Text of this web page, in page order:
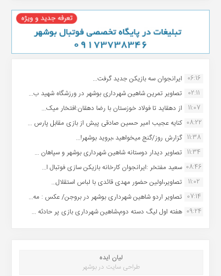
06:16 ایرانجوان سه بازیکن جدید گرفت...
02:11
تصاویر تمرین شاهین شهردارى بوشهر در ورزشگاه شهید ب...
11:07
از دهقاید تا فولاد خوزستان با رضا دهقان:افتخار میک...
08:22 کنایه عجیب امیر حسین صادقی پیش از بازی مقابل پارس ...
11:38 گزارش روز/گنج میخواهید ،بروید بوشهر!...
11:34 تصاویر دیدار دوستانه شاهین شهردارى بوشهر و سپاهان ...
08:46 سعید مفتخر :ایرانجوان کارخانه بازیکن سازی فوتبال ا...
11:02
تصاویر،اولین حضور مهدی قائدی با لباس استقلال...
07:14 تصاویر اردو شاهین شهرداری بوشهر در بروجن/ عکس : مه...
09:24 هفته اول لیگ دسته دوم،شاهین شهرداری بازی پر حادثه ...
لیان ایده
طراحی سایت در بوشهر